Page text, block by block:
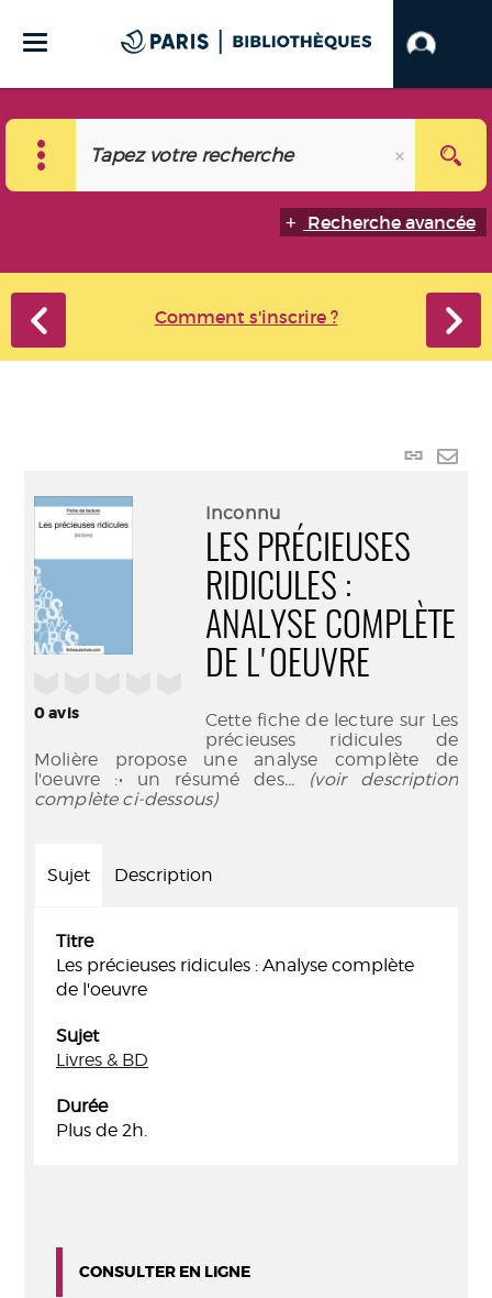
Recherche avancée
Comment s'inscrire ?
Lien
0avis
Inconnu
LES PRÉCIEUSES
RIDICULES :
ANALYSE COMPLÈTE
DE L'OEUVRE
Cette fiche de lecture sur Les
précieuses ridicules de
Molière propose une analyse complète de
l'oeuvre :• un résumé des... (voir description
complète ci-dessous)
Sujet Description
Titre
Les précieuses ridicules : Analyse complète
de l'oeuvre
Sujet
Livres & BD
Durée
Plus de 2h.
CONSULTER EN LIGNE